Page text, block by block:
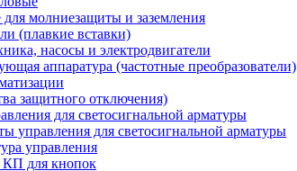
молниезащиты и заземления
(плавкие вставки)
насосы и электродвигатели
аппаратура (частотные преобразователи)
защитного отключения)
для светосигнальной арматуры
управления для светосигнальной арматуры
управления
КП для кнопок